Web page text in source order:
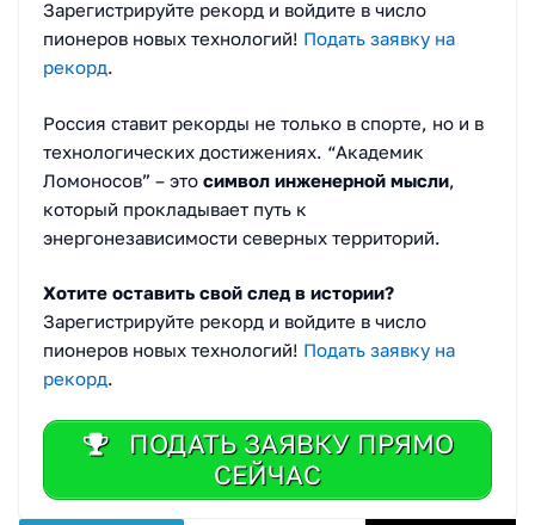
Зарегистрируйте рекорд и войдите в число
пионеров новых технологий! Подать заявку на
рекорд.
Россия ставит рекорды не только в спорте, но и в
технологических достижениях. “Академик
Ломоносов” – это символ инженерной мысли,
который прокладывает путь к
энергонезависимости северных территорий.
Хотите оставить свой след в истории?
Зарегистрируйте рекорд и войдите в число
пионеров новых технологий! Подать заявку на
рекорд.
ПОДАТЬ ЗАЯВКУ ПРЯМО
СЕЙЧАС